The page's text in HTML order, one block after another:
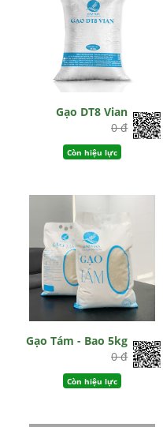
Gạo DT8 Vian
0 đ
Còn hiệu lực
Gạo Tám - Bao 5kg
0 đ
Còn hiệu lực